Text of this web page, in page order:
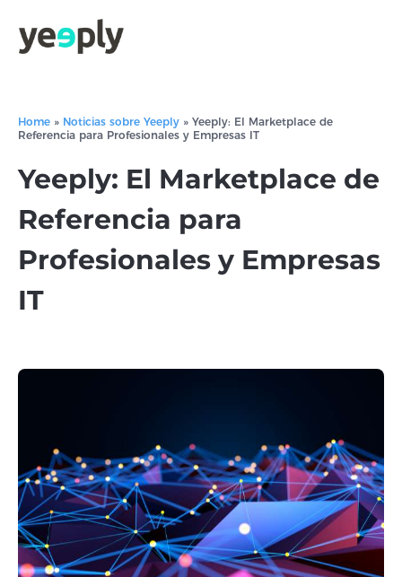
Home » Noticias sobre Yeeply » Yeeply: El Marketplace de
Referencia para Profesionales y Empresas IT
Yeeply: El Marketplace de
Referencia para
Profesionales y Empresas
IT